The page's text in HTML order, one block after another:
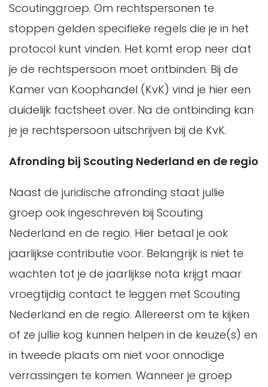
Scoutinggroep. Om rechtspersonen te
stoppen gelden specifieke regels die je in het
protocol kunt vinden. Het komt erop neer dat
je de rechtspersoon moet ontbinden. Bij de
Kamer van Koophandel (KvK) vind je hier een
duidelijk factsheet over. Na de ontbinding kan
je je rechtspersoon uitschrijven bij de KvK.
Afronding bij Scouting Nederland en de regio
Naast de juridische afronding staat jullie
groep ook ingeschreven bij Scouting
Nederland en de regio. Hier betaal je ook
jaarlijkse contributie voor. Belangrijk is niet te
wachten tot je de jaarlijkse nota krijgt maar
vroegtijdig contact te leggen met Scouting
Nederland en de regio. Allereerst om te kijken
of ze jullie kog kunnen helpen in de keuze(s) en
in tweede plaats om niet voor onnodige
verrassingen te komen. Wanneer je groep